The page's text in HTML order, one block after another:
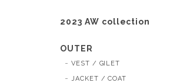
2023 AW collection
OUTER
VEST / GILET
JACKET / COAT